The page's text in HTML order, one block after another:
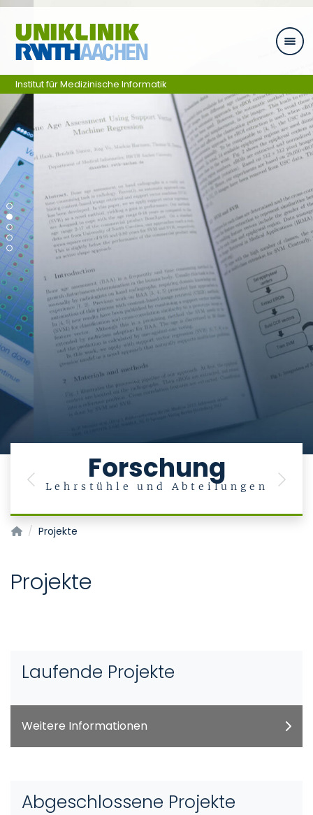
Skip navigation
Forschung
Lehrstühle und Abteilungen
Previous Next
Institut für Medizinische Informatik
Institut für Medizinische Informatik
Projekte
Projekte
Laufende Projekte
Weitere Informationen
Abgeschlossene Projekte